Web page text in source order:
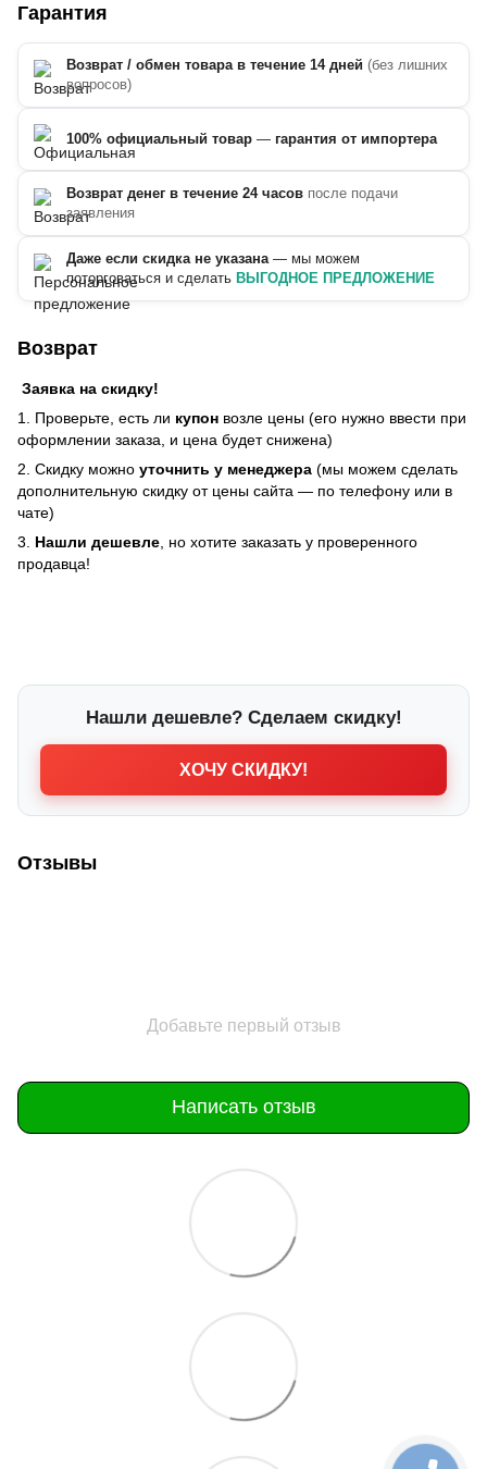
Гарантия
Возврат / обмен товара в течение 14 дней (без лишних
вопросов)
100% официальный товар — гарантия от импортера
Возврат денег в течение 24 часов после подачи
заявления
Даже если скидка не указана — мы можем
поторговаться и сделать ВЫГОДНОЕ ПРЕДЛОЖЕНИЕ
Возврат
Заявка на скидку!
1. Проверьте, есть ли купон возле цены (его нужно ввести при
оформлении заказа, и цена будет снижена)
2. Скидку можно уточнить у менеджера (мы можем сделать
дополнительную скидку от цены сайта — по телефону или в
чате)
3. Нашли дешевле , но хотите заказать у проверенного
продавца!
Нашли дешевле? Сделаем скидку!
ХОЧУ СКИДКУ!
Отзывы
Добавьте первый отзыв
Написать отзыв